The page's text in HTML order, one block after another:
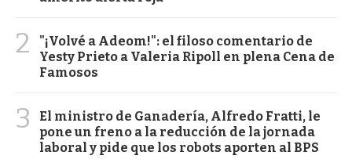
2
"¡Volvé a Adeom!": el filoso comentario de
Yesty Prieto a Valeria Ripoll en plena Cena de
Famosos
3
El ministro de Ganadería, Alfredo Fratti, le
pone un freno a la reducción de la jornada
laboral y pide que los robots aporten al BPS